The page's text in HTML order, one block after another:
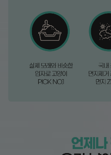
페이코 라이